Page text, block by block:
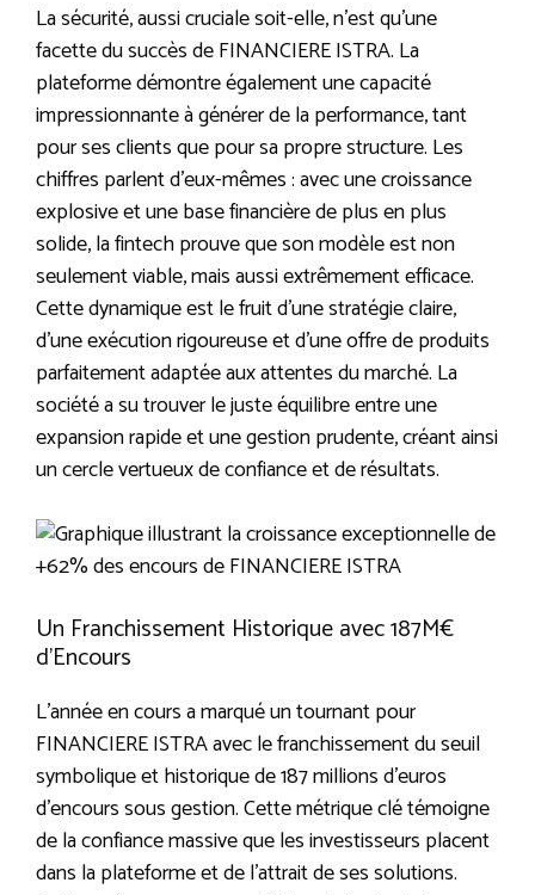
La sécurité, aussi cruciale soit-elle, n’est qu’une
facette du succès de FINANCIERE ISTRA. La
plateforme démontre également une capacité
impressionnante à générer de la performance, tant
pour ses clients que pour sa propre structure. Les
chiffres parlent d’eux-mêmes : avec une croissance
explosive et une base financière de plus en plus
solide, la fintech prouve que son modèle est non
seulement viable, mais aussi extrêmement efficace.
Cette dynamique est le fruit d’une stratégie claire,
d’une exécution rigoureuse et d’une offre de produits
parfaitement adaptée aux attentes du marché. La
société a su trouver le juste équilibre entre une
expansion rapide et une gestion prudente, créant ainsi
un cercle vertueux de confiance et de résultats.
Un Franchissement Historique avec 187M€
d’Encours
L’année en cours a marqué un tournant pour
FINANCIERE ISTRA avec le franchissement du seuil
symbolique et historique de 187 millions d’euros
d’encours sous gestion. Cette métrique clé témoigne
de la confiance massive que les investisseurs placent
dans la plateforme et de l’attrait de ses solutions.